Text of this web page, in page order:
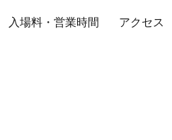
入場料・営業時間 アクセス
ラルサーキット